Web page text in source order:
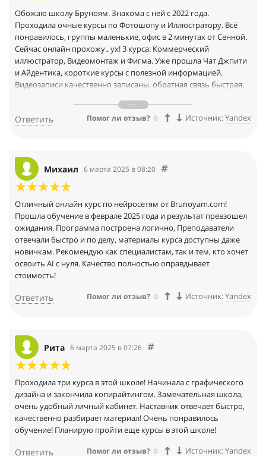
Обожаю школу Бруноям. Знакома с ней с 2022 года.
Проходила очные курсы по Фотошопу и Иллюстратору. Всё
понравилось, группы маленькие, офис в 2 минутах от Сенной.
Сейчас онлайн прохожу.. ух! 3 курса: Коммерческий
иллюстратор, Видеомонтаж и Фигма. Уже прошла Чат Джпити
и Айдентика, короткие курсы с полезной информацией.
Видеозаписи качественно записаны, обратная связь быстрая.
доступности. Я работаю графическим дизайнером и эту школу
100% рекомендую.
Ответить Помог ли отзыв? 0 Источник:Yandex
Михаил 6 марта 2025 в 08:20
Отличный онлайн курс по нейросетям от Brunoyam.com!
Прошла обучение в феврале 2025 года и результат превзошел
ожидания. Программа построена логично, Преподаватели
отвечали быстро и по делу, материалы курса доступны даже
новичкам. Рекомендую как специалистам, так и тем, кто хочет
освоить AI с нуля. Качество полностью оправдывает
стоимость!
Ответить Помог ли отзыв? 0 Источник:Yandex
Рита 6 марта 2025 в 07:26
Проходила три курса в этой школе! Начинала с графического
дизайна и закончила копирайтингом. Замечательная школа,
очень удобный личный кабинет. Наставник отвечает быстро,
качественно разбирает материал! Очень понравилось
обучение! Планирую пройти еще курсы в этой школе!
Ответить Помог ли отзыв? 0 Источник:Yandex